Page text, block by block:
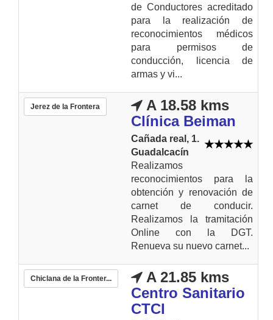
de Conductores acreditado
para la realización de
reconocimientos médicos
para permisos de
conducción, licencia de
armas y vi...
Jerez de la Frontera
A 18.58 kms
Clínica Beiman
Cañada real, 1.
Guadalcacín
Realizamos
reconocimientos para la
obtención y renovación de
carnet de conducir.
Realizamos la tramitación
Online con la DGT.
Renueva su nuevo carnet...
Chiclana de la Fronter...
A 21.85 kms
Centro Sanitario
CTCI